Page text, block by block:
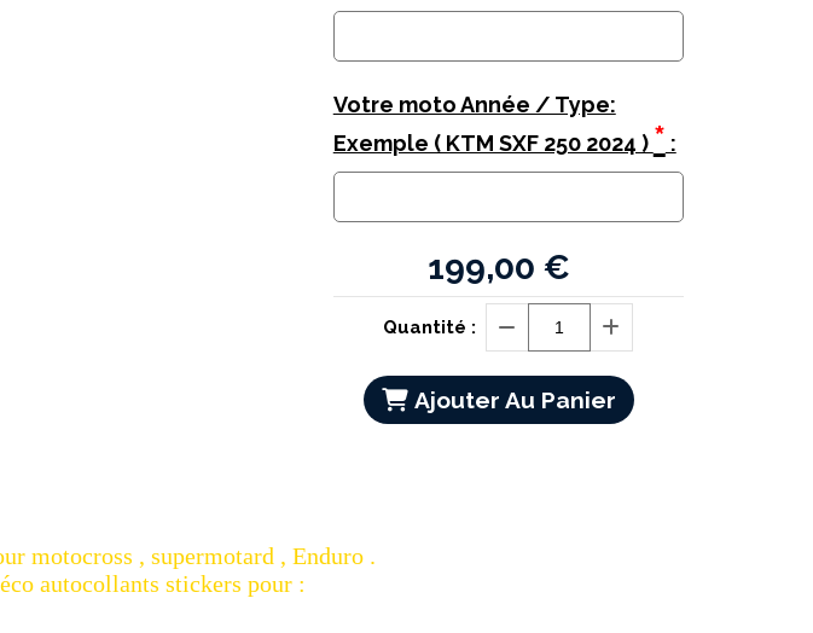
Votre moto Année / Type:
Exemple ( KTM SXF 250 2024 ) * :
199,00 €
Quantité :
Ajouter Au Panier
motocross , supermotard , Enduro .
autocollants stickers pour :